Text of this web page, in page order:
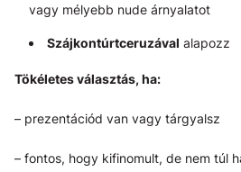
vagy mélyebb nude árnyalatot
Szájkontúrtceruzával alapozz
Tökéletes választás, ha:
– prezentációd van vagy tárgyalsz
– fontos, hogy kifinomult, de nem túl